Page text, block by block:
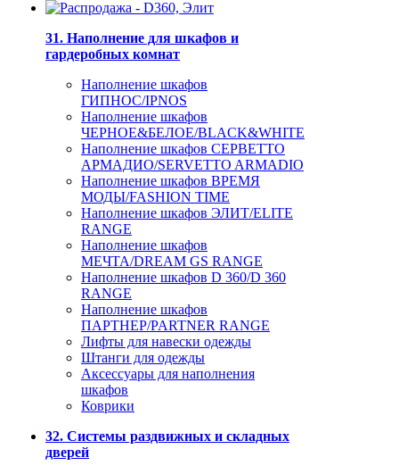
31. Наполнение для шкафов и
гардеробных комнат
Наполнение шкафов
ГИПНОС/IPNOS
Наполнение шкафов
ЧЕРНОЕ&БЕЛОЕ/BLACK&WHITE
Наполнение шкафов СЕРВЕТТО
АРМАДИО/SERVETTO ARMADIO
Наполнение шкафов ВРЕМЯ
МОДЫ/FASHION TIME
Наполнение шкафов ЭЛИТ/ELITE
RANGE
Наполнение шкафов
МЕЧТА/DREAM GS RANGE
Наполнение шкафов D 360/D 360
RANGE
Наполнение шкафов
ПАРТНЕР/PARTNER RANGE
Лифты для навески одежды
Штанги для одежды
Аксессуары для наполнения
шкафов
Коврики
32. Системы раздвижных и складных
дверей